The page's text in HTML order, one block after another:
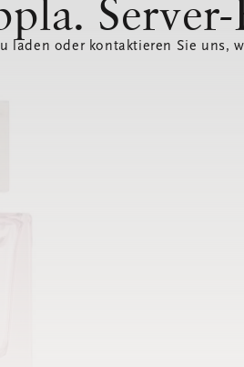
laden oder kontaktieren Sie uns,